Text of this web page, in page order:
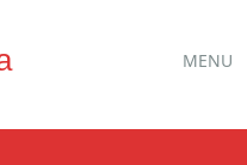
MENU